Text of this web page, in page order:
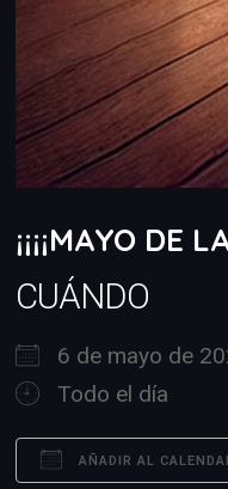
¡¡¡¡MAYO DE
CUÁNDO
6 de mayo de
Todo el día
AÑADIR AL